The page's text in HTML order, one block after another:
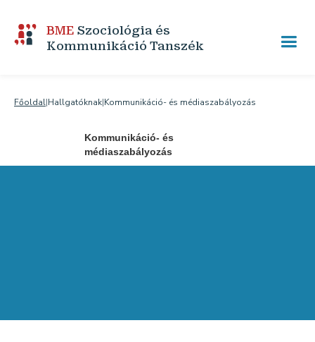
BME Szociológia és
Kommunikáció Tanszék
Főoldal|Hallgatóknak|Kommunikáció- és médiaszabályozás
Kommunikáció- és
médiaszabályozás